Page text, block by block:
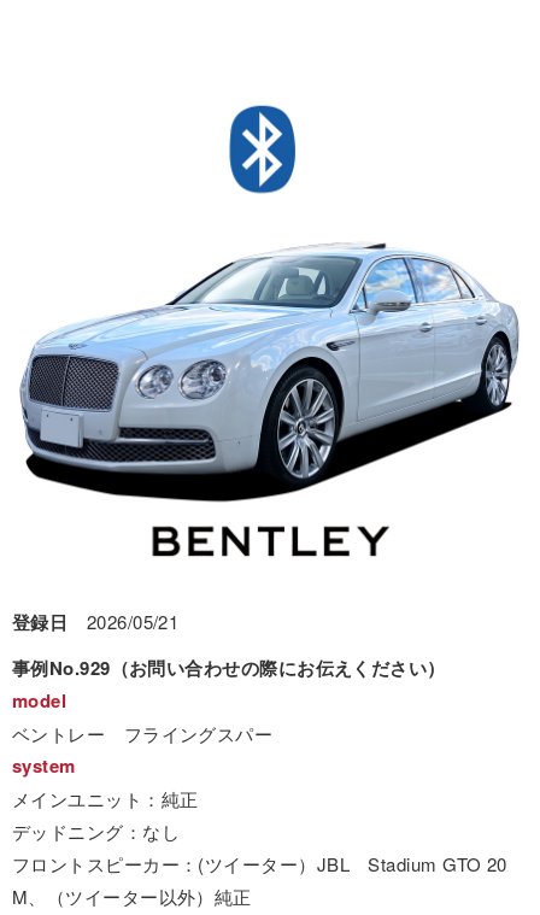
登録日 2026/05/21
事例No.929（お問い合わせの際にお伝えください）
model
ベントレー フライングスパー
system
メインユニット：純正
デッドニング：なし
フロントスピーカー：(ツイーター）JBL Stadium GTO 20
M、（ツイーター以外）純正